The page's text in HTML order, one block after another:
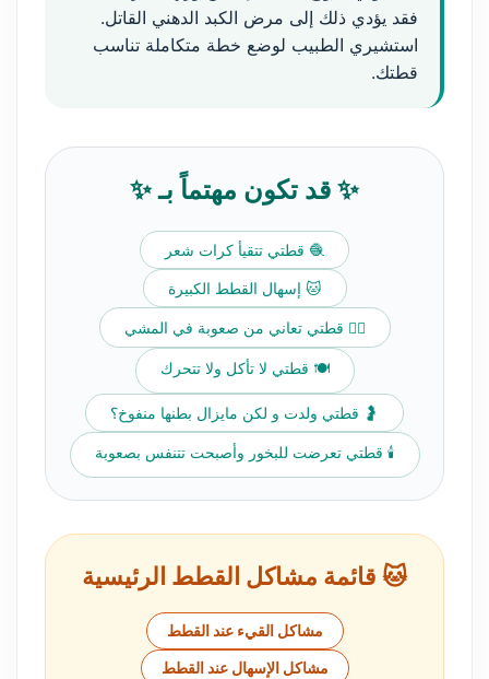
فقد يؤدي ذلك إلى مرض الكبد الدهني القاتل.
استشيري الطبيب لوضع خطة متكاملة تناسب
قطتك.
✨ قد تكون مهتماً بـ ✨
🧶 قطتي تتقيأ كرات شعر
🐱 إسهال القطط الكبيرة
🚶‍♀️ قطتي تعاني من صعوبة في المشي
🍽️ قطتي لا تأكل ولا تتحرك
🤰 قطتي ولدت و لكن مايزال بطنها منفوخ؟
🕯️ قطتي تعرضت للبخور وأصبحت تتنفس بصعوبة
🐱 قائمة مشاكل القطط الرئيسية
مشاكل القيء عند القطط
مشاكل الإسهال عند القطط